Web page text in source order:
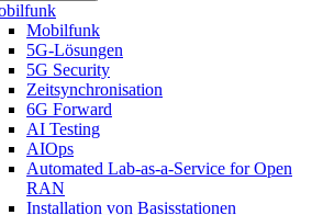
Mobilfunk
5G-Lösungen
5G Security
Zeitsynchronisation
6G Forward
AI Testing
AIOps
Automated Lab-as-a-Service for Open
RAN
Installation von Basisstationen